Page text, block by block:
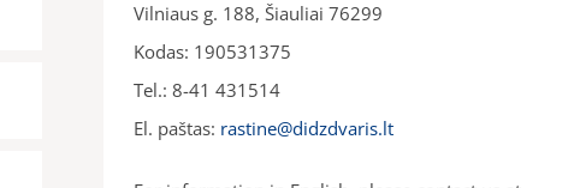
Vilniaus g. 188, Šiauliai 76299
Kodas: 190531375
Tel.: 8-41 431514
El. paštas: rastine@didzdvaris.lt